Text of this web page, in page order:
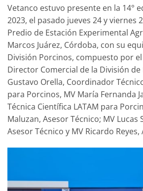
Vetanco estuvo presente en la 14°
2023, el pasado jueves 24 y viernes
Predio de Estación Experimental
Marcos Juárez, Córdoba, con su
División Porcinos, compuesto por el
Director Comercial de la División de
Gustavo Orella, Coordinador
para Porcinos, MV María Fernanda
Técnica Científica LATAM para
Maluzan, Asesor Técnico; MV Lucas
Asesor Técnico y MV Ricardo Reyes,